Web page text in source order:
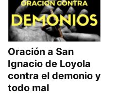
Oración a San
Ignacio de Loyola
contra el demonio y
todo mal